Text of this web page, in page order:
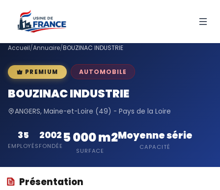
Accueil/Annuaire/BOUZINAC INDUSTRIE
PREMIUM AUTOMOBILE
BOUZINAC INDUSTRIE
ANGERS, Maine-et-Loire (49) - Pays de la Loire
35
EMPLOYÉS
2002
FONDÉE
5 000 m2
SURFACE
Moyenne série
CAPACITÉ
Présentation